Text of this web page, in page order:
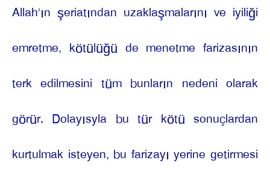
Allah’ın şeriatından uzaklaşmalarını ve iyiliği
emretme, kötülüğü de menetme farizasının
terk edilmesini tüm bunların nedeni olarak
görür. Dolayısyla bu tür kötü sonuçlardan
kurtulmak isteyen, bu farizayı yerine getirmesi